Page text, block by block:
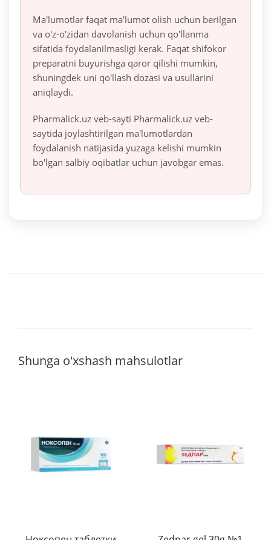
Ma'lumotlar faqat ma'lumot olish uchun berilgan
va o'z-o'zidan davolanish uchun qo'llanma
sifatida foydalanilmasligi kerak. Faqat shifokor
preparatni buyurishga qaror qilishi mumkin,
shuningdek uni qo'llash dozasi va usullarini
aniqlaydi.
Pharmalick.uz veb-sayti Pharmalick.uz veb-
saytida joylashtirilgan ma'lumotlardan
foydalanish natijasida yuzaga kelishi mumkin
bo'lgan salbiy oqibatlar uchun javobgar emas.
Shunga o'xshash mahsulotlar